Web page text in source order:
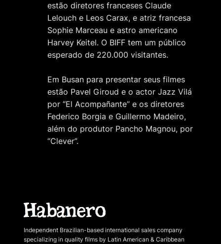
estão diretores franceses Claude
Lelouch e Leos Carax, e atriz francesa
Sophie Marceau e astro americano
Harvey Keitel. O BIFF tem um público
esperado de 220.000 visitantes.
Em Busan para presentar seus filmes
estão Pavel Giroud e o actor Jazz Vilá
por “El Acompañante” e os diretores
Federico Borgia e Guillermo Madeiro,
além do produtor Pancho Magnou, por
“Clever”.
Independent Brazilian-based international sales company
specializing in quality films by Latin American & Caribbean